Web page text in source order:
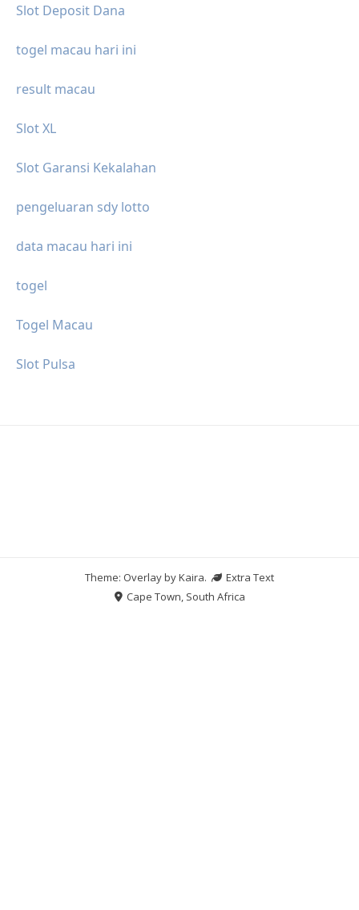
Slot Deposit Dana
togel macau hari ini
result macau
Slot XL
Slot Garansi Kekalahan
pengeluaran sdy lotto
data macau hari ini
togel
Togel Macau
Slot Pulsa
Theme: Overlay byKaira.
Extra Text
Cape Town, South Africa